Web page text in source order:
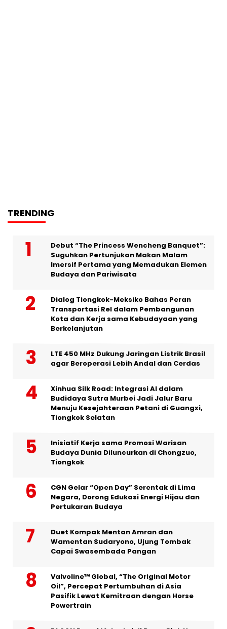
TRENDING
Debut “The Princess Wencheng Banquet”:
Suguhkan Pertunjukan Makan Malam
Imersif Pertama yang Memadukan Elemen
Budaya dan Pariwisata
Dialog Tiongkok-Meksiko Bahas Peran
Transportasi Rel dalam Pembangunan
Kota dan Kerja sama Kebudayaan yang
Berkelanjutan
LTE 450 MHz Dukung Jaringan Listrik Brasil
agar Beroperasi Lebih Andal dan Cerdas
Xinhua Silk Road: Integrasi AI dalam
Budidaya Sutra Murbei Jadi Jalur Baru
Menuju Kesejahteraan Petani di Guangxi,
Tiongkok Selatan
Inisiatif Kerja sama Promosi Warisan
Budaya Dunia Diluncurkan di Chongzuo,
Tiongkok
CGN Gelar “Open Day” Serentak di Lima
Negara, Dorong Edukasi Energi Hijau dan
Pertukaran Budaya
Duet Kompak Mentan Amran dan
Wamentan Sudaryono, Ujung Tombak
Capai Swasembada Pangan
Valvoline™ Global, “The Original Motor
Oil”, Percepat Pertumbuhan di Asia
Pasifik Lewat Kemitraan dengan Horse
Powertrain